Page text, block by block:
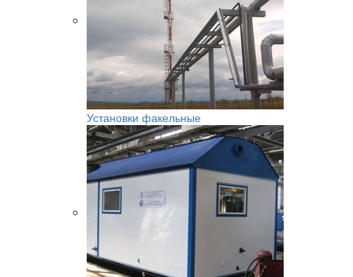
Установки факельные